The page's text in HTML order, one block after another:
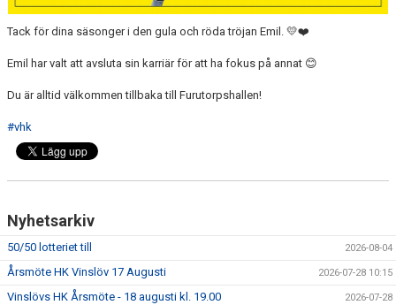
HERRARNAS RESULTAT & TABELL
DAMERNAS RESULTAT & TABELL
Tack för dina säsonger i den gula och röda tröjan Emil. 💛❤️
Emil har valt att avsluta sin karriär för att ha fokus på annat 😊
Du är alltid välkommen tillbaka till Furutorpshallen!
#vhk
Nyhetsarkiv
50/50 lotteriet till 2026-08-04
Årsmöte HK Vinslöv 17 Augusti 2026-07-28 10:15
Vinslövs HK Årsmöte - 18 augusti kl. 19.00 2026-07-28